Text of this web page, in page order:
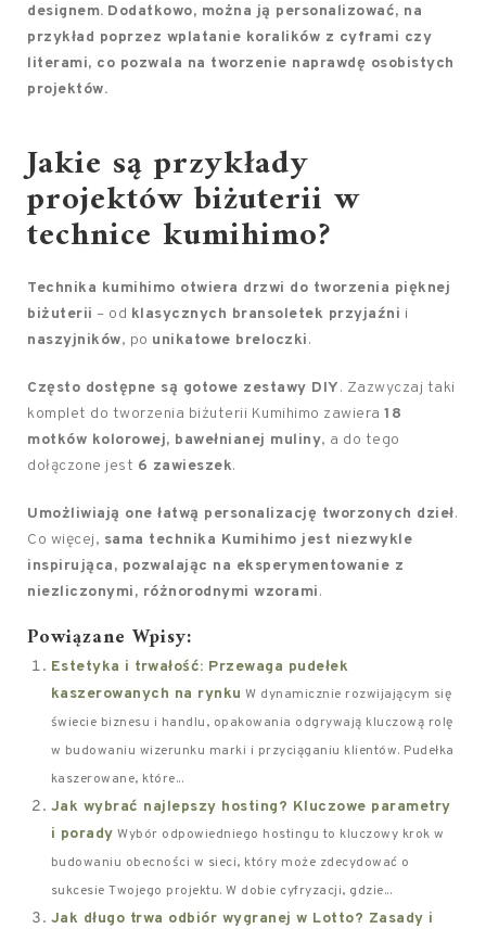
designem. Dodatkowo, można ją personalizować, na
przykład poprzez wplatanie koralików z cyframi czy
literami, co pozwala na tworzenie naprawdę osobistych
projektów.
Jakie są przykłady
projektów biżuterii w
technice kumihimo?
Technika kumihimo otwiera drzwi do tworzenia pięknej
biżuterii – od klasycznych bransoletek przyjaźni i
naszyjników, po unikatowe breloczki.
Często dostępne są gotowe zestawy DIY. Zazwyczaj taki
komplet do tworzenia biżuterii Kumihimo zawiera 18
motków kolorowej, bawełnianej muliny, a do tego
dołączone jest 6 zawieszek.
Umożliwiają one łatwą personalizację tworzonych dzieł.
Co więcej, sama technika Kumihimo jest niezwykle
inspirująca, pozwalając na eksperymentowanie z
niezliczonymi, różnorodnymi wzorami.
Powiązane Wpisy:
Estetyka i trwałość: Przewaga pudełek
kaszerowanych na rynku W dynamicznie rozwijającym się
świecie biznesu i handlu, opakowania odgrywają kluczową rolę
w budowaniu wizerunku marki i przyciąganiu klientów. Pudełka
kaszerowane, które...
Jak wybrać najlepszy hosting? Kluczowe parametry
i porady Wybór odpowiedniego hostingu to kluczowy krok w
budowaniu obecności w sieci, który może zdecydować o
sukcesie Twojego projektu. W dobie cyfryzacji, gdzie...
Jak długo trwa odbiór wygranej w Lotto? Zasady i